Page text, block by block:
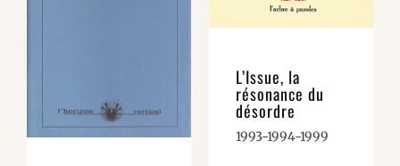
L’Issue, la
résonance du
désordre
1993-1994-1999